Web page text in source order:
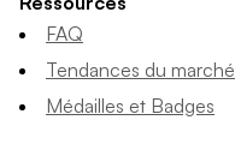
FAQ
Tendances du marché
Médailles et Badges